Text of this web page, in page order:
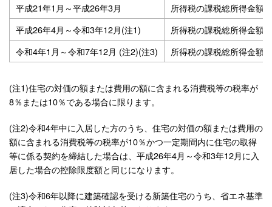
平成21年1月～平成26年3月
所得税の課税総所得金額
平成26年4月～令和3年12月(注1)
所得税の課税総所得金額
令和4年1月～令和7年12月 (注2)(注3)
所得税の課税総所得金額
(注1)住宅の対価の額または費用の額に含まれる消費税等の税率が
8％または10％である場合に限ります。
(注2)令和4年中に入居した方のうち、住宅の対価の額または費用の
額に含まれる消費税等の税率が10％かつ一定期間内に住宅の取得
等に係る契約を締結した場合は、平成26年4月～令和3年12月に入
居した場合の控除限度額と同じになります。
(注3)令和6年以降に建築確認を受ける新築住宅のうち、省エネ基準